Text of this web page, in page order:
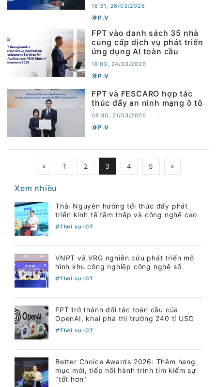
16:31, 26/03/2026
P.V
FPT vào danh sách 35 nhà
cung cấp dịch vụ phát triển
ứng dụng AI toàn cầu
18:03, 24/03/2026
P.V
FPT và FESCARO hợp tác
thúc đẩy an ninh mạng ô tô
09:30, 21/03/2026
P.V
« 1 2 3 4 5 »
Xem nhiều
Thái Nguyên hướng tới thúc đẩy phát
triển kinh tế tầm thấp và công nghệ cao
Thời sự ICT
VNPT và VRG nghiên cứu phát triển mô
hình khu công nghiệp công nghệ số
Thời sự ICT
FPT trở thành đối tác toàn cầu của
OpenAI, khai phá thị trường 240 tỉ USD
Thời sự ICT
Better Choice Awards 2026: Thêm hạng
mục mới, tiếp nối hành trình tìm kiếm sự
"tốt hơn"